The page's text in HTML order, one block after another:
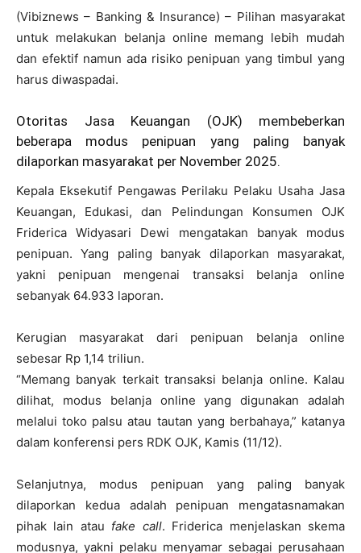
(Vibiznews – Banking & Insurance) – Pilihan masyarakat
untuk melakukan belanja online memang lebih mudah
dan efektif namun ada risiko penipuan yang timbul yang
harus diwaspadai.
Otoritas Jasa Keuangan (OJK) membeberkan
beberapa modus penipuan yang paling banyak
dilaporkan masyarakat per November 2025.
Kepala Eksekutif Pengawas Perilaku Pelaku Usaha Jasa
Keuangan, Edukasi, dan Pelindungan Konsumen OJK
Friderica Widyasari Dewi mengatakan banyak modus
penipuan. Yang paling banyak dilaporkan masyarakat,
yakni penipuan mengenai transaksi belanja online
sebanyak 64.933 laporan.
Kerugian masyarakat dari penipuan belanja online
sebesar Rp 1,14 triliun.
“Memang banyak terkait transaksi belanja online. Kalau
dilihat, modus belanja online yang digunakan adalah
melalui toko palsu atau tautan yang berbahaya,” katanya
dalam konferensi pers RDK OJK, Kamis (11/12).
Selanjutnya, modus penipuan yang paling banyak
dilaporkan kedua adalah penipuan mengatasnamakan
pihak lain atau fake call. Friderica menjelaskan skema
modusnya, yakni pelaku menyamar sebagai perusahaan